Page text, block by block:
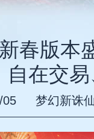
春版本
自在交
05 梦幻新诛